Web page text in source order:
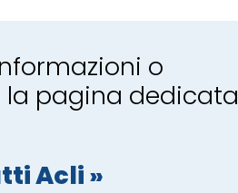
o
pagina dedicata
Acli »